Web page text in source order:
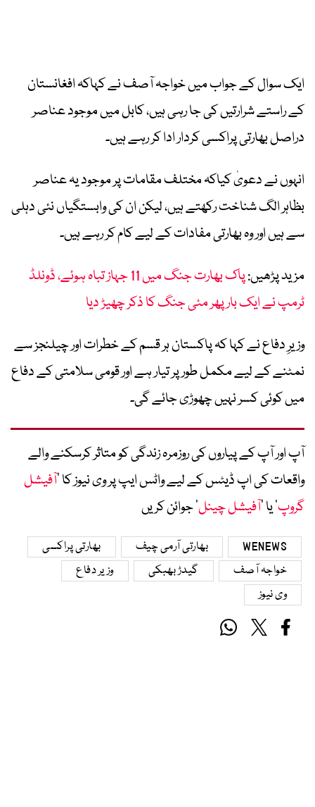
ایک سوال کے جواب میں خواجہ آصف نے کہاکہ افغانستان
کے راستے شرارتیں کی جا رہی ہیں، کابل میں موجود عناصر
دراصل بھارتی پراکسی کردار ادا کر رہے ہیں۔
انہوں نے دعویٰ کیاکہ مختلف مقامات پر موجود یہ عناصر
بظاہر الگ شناخت رکھتے ہیں، لیکن ان کی وابستگیاں نئی دہلی
سے ہیں اور وہ بھارتی مفادات کے لیے کام کر رہے ہیں۔
مزید پڑھیں:
پاک بھارت جنگ میں 11 جہاز تباہ ہوئے، ڈونلڈ
ٹرمپ نے ایک بار پھر مئی جنگ کا ذکر چھیڑ دیا
وزیرِ دفاع نے کہا کہ پاکستان ہر قسم کے خطرات اور چیلنجز سے
نمٹنے کے لیے مکمل طور پر تیار ہے اور قومی سلامتی کے دفاع
میں کوئی کسر نہیں چھوڑی جائے گی۔
آپ اور آپ کے پیاروں کی روزمرہ زندگی کو متاثر کرسکنے والے
واقعات کی اپ ڈیٹس کے لیے واٹس ایپ پر وی نیوز کا ’آفیشل
گروپ‘ یا ’آفیشل چینل‘ جوائن کریں
WENEWS بھارتی آرمی چیف
بھارتی پراکسی
خواجہ آصف
گیدڑ بھبکی
وزیر دفاع
وی نیوز